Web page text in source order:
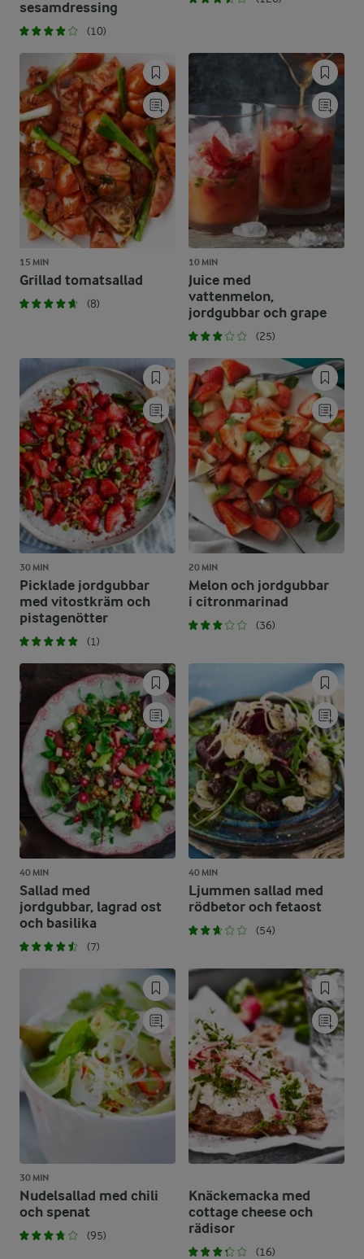
sesamdressing
(10)
15 MIN
Grillad tomatsallad
(8)
10 MIN
Juice med
vattenmelon,
jordgubbar och grape
(25)
30 MIN
Picklade jordgubbar
med vitostkräm och
pistagenötter
(1)
20 MIN
Melon och jordgubbar
i citronmarinad
(36)
40 MIN
Sallad med
jordgubbar, lagrad ost
och basilika
(7)
40 MIN
Ljummen sallad med
rödbetor och fetaost
(54)
30 MIN
Nudelsallad med chili
och spenat
(95)
Knäckemacka med
cottage cheese och
rädisor
(16)